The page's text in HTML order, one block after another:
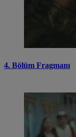
4. Bölüm Fragmanı